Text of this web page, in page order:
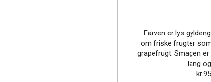
Farven er lys
om friske frugter
grapefrugt. Smagen
lang
kr.